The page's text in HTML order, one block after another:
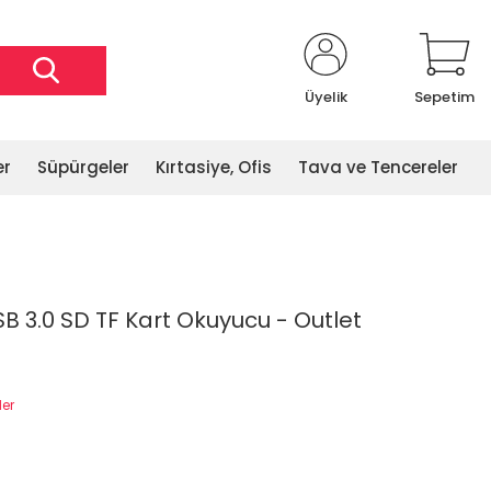
Üyelik Sepetim
Süpürgeler Kırtasiye, Ofis Tava ve Tencereler
3.0 SD TF Kart Okuyucu - Outlet